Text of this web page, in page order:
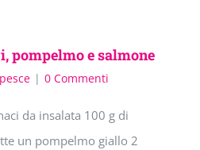
pompelmo e salmone
pesce | 0 Commenti
da insalata 100 g di
un pompelmo giallo 2